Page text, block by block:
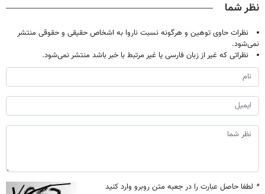
نظر شما
نظرات حاوی توهین و هرگونه نسبت ناروا به اشخاص حقیقی و حقوقی منتشر
نمی‌شود.
نظراتی که غیر از زبان فارسی یا غیر مرتبط با خبر باشد منتشر نمی‌شود.
* لطفا حاصل عبارت را در جعبه متن روبرو وارد کنید